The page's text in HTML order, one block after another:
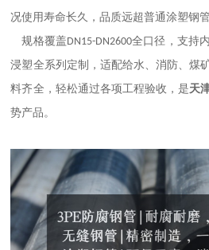
况使用寿命长久，品质远超普通涂塑钢管
规格覆盖 DN15-DN2600全口径，支持
浸塑全系列定制，适配给水、消防、煤
料齐全，轻松通过各项工程验收，是天
势产品。